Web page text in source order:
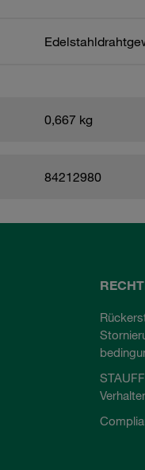
0,667 kg
84212980
STAUFF